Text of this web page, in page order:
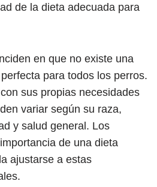
de la dieta adecuada para
en que no existe una
para todos los perros.
sus propias necesidades
variar según su raza,
y salud general. Los
de una dieta
ajustarse a estas